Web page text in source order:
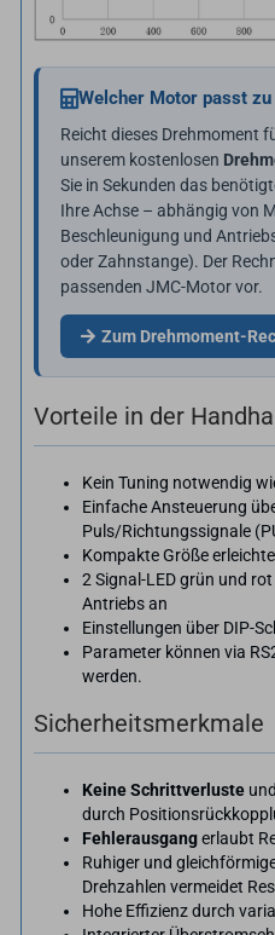
Welcher Motor passt
Reicht dieses Drehmoment
unserem kostenlosen
Sie in Sekunden das
Ihre Achse – abhängig von
Beschleunigung und
oder Zahnstange). Der
passenden JMC-Motor vor.
Zum Drehmoment-
Vorteile in der
Kein Tuning notwendig
Einfache Ansteuerung
Puls/Richtungssignale
Kompakte Größe
2 Signal-LED grün und
Antriebs an
Einstellungen über DIP-
Parameter können via
werden.
Sicherheitsmerkmale
Keine Schrittverluste und
durch
Fehlerausgangerlaubt
Ruhiger und
Drehzahlen vermeidet
Hohe Effizienz durch